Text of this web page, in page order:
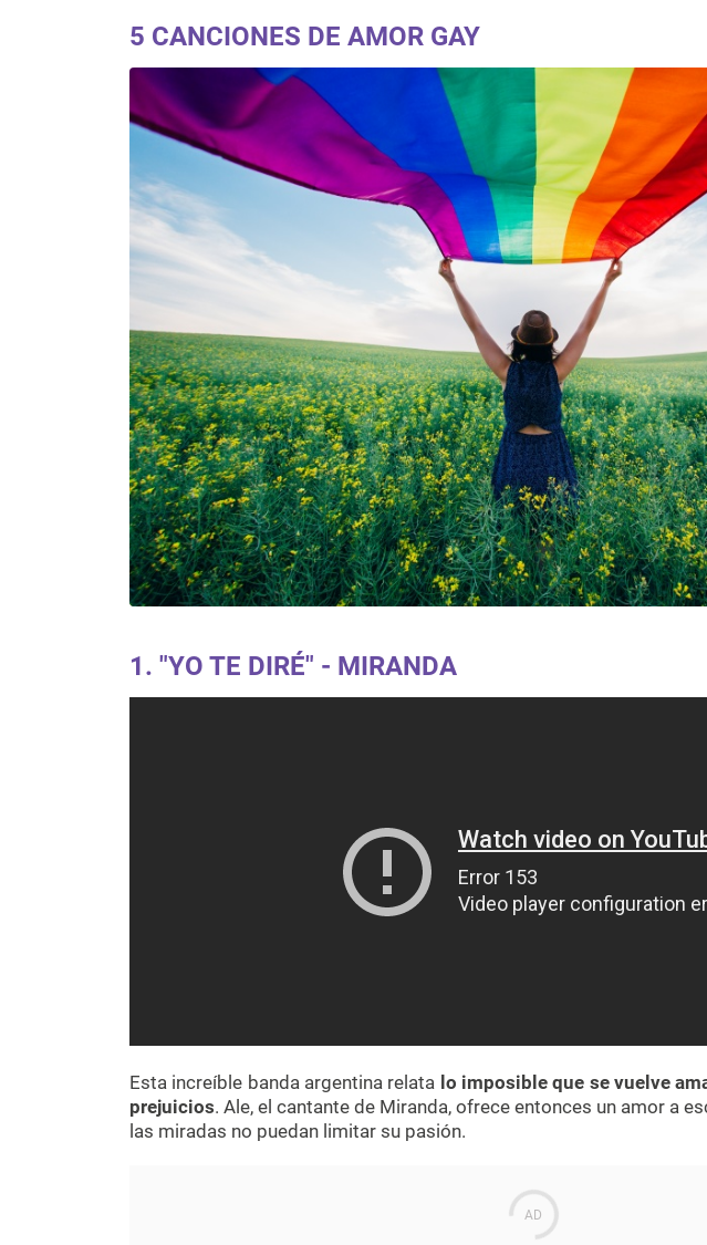
5 CANCIONES DE AMOR GAY
1. "YO TE DIRÉ" - MIRANDA
Esta increíble banda argentina relata lo imposible que se vuelve
prejuicios. Ale, el cantante de Miranda, ofrece entonces un amor a
las miradas no puedan limitar su pasión.